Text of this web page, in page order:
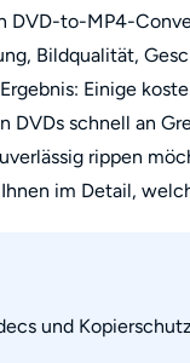
DVD-to-MP4-
Bildqualität,
Einige
schnell an
rippen
im Detail,
und